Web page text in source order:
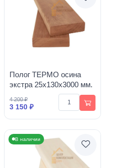
Полог ТЕРМО осина
экстра 25х130х3000 мм.
4 200 ₽
3 150 ₽
В наличии